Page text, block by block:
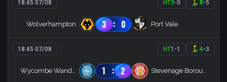
18:45 07/08 HT3-0 8-5
Wolverhampton 3 : 0 Port Vale
18:45 07/08 HT1 -1 4-3
Wycombe Wanderers 1 : 2 Stevenage Borough